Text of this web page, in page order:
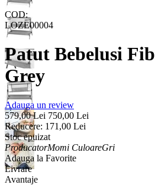
COD:
LOZE00004
Patut Bebelusi
Grey
Adauga un review
579,00 Lei 750,00 Lei
Reducere: 171,00 Lei
Stoc epuizat
ProducatorMomi CuloareGri
Adauga la Favorite
Livrare
Avantaje